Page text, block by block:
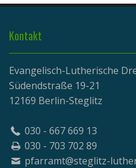
Kontakt
Evangelisch-Lutherische
Südendstraße 19-21
12169 Berlin-Steglitz
030 - 667 669 13
030 - 703 702 89
pfarramt@steglitz-